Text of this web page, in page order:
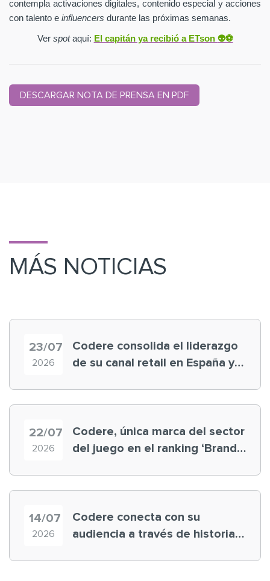
contempla activaciones digitales, contenido especial y acciones
con talento e influencers durante las próximas semanas.
Ver spotaquí: El capitán ya recibió a ETson 👽⚽️
DESCARGAR NOTA DE PRENSA EN PDF
MÁS NOTICIAS
23/07
2026
Codere consolida el liderazgo
de su canal retail en España y
22/07
2026
Codere, única marca del sector
del juego en el ranking ‘Brand
14/07
2026
Codere conecta con su
audiencia a través de historias